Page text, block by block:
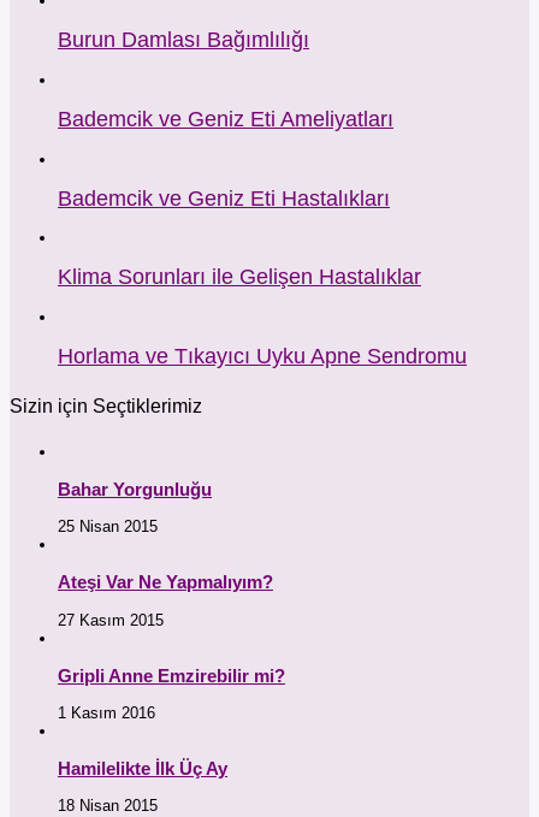
Burun Damlası Bağımlılığı
Bademcik ve Geniz Eti Ameliyatları
Bademcik ve Geniz Eti Hastalıkları
Klima Sorunları ile Gelişen Hastalıklar
Horlama ve Tıkayıcı Uyku Apne Sendromu
Sizin için Seçtiklerimiz
Bahar Yorgunluğu
25 Nisan 2015
Ateşi Var Ne Yapmalıyım?
27 Kasım 2015
Gripli Anne Emzirebilir mi?
1 Kasım 2016
Hamilelikte İlk Üç Ay
18 Nisan 2015